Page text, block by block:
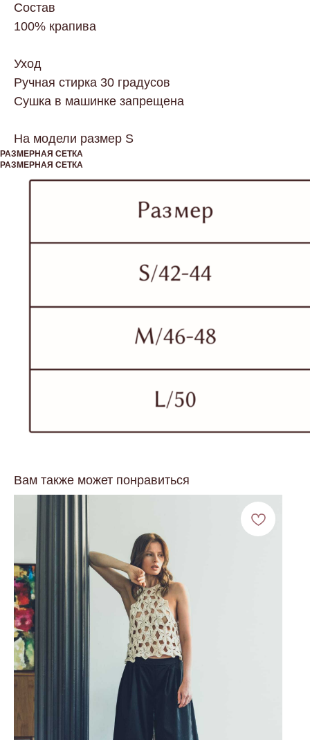
Состав
100% крапива
Уход
Ручная стирка 30 градусов
Сушка в машинке запрещена
На модели размер S
РАЗМЕРНАЯ СЕТКА
РАЗМЕРНАЯ СЕТКА
Вам также может понравиться